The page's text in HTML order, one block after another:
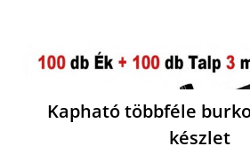
Kapható többféle
készlet